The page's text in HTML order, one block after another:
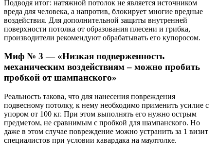
Подводя итог: натяжной потолок не является источником
вреда для человека, а напротив, блокирует многие вредные
воздействия. Для дополнительной защиты внутренней
поверхности потолка от образования плесени и грибка,
производители рекомендуют обрабатывать его купоросом.
Миф № 3 — «Низкая подверженность
механическим воздействиям – можно пробить
пробкой от шампанского»
Реальность такова, что для нанесения повреждения
подвесному потолку, к нему необходимо применить усилие с
упором от 100 кг. При этом выполнять его нужно острым
предметом, не сравнимым с пробкой для шампанского. Но
даже в этом случае повреждение можно устранить за 1 визит
специалистов при условии кавардака на маултолке.